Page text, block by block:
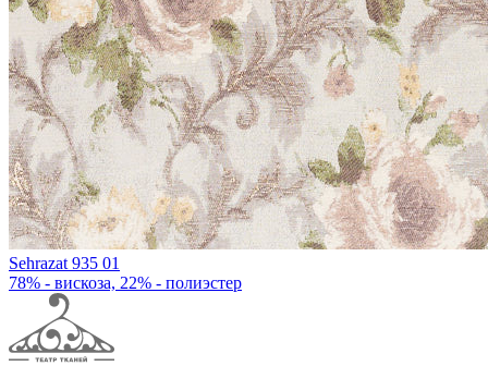
Sehrazat 935 01
78% - вискоза, 22% - полиэстер